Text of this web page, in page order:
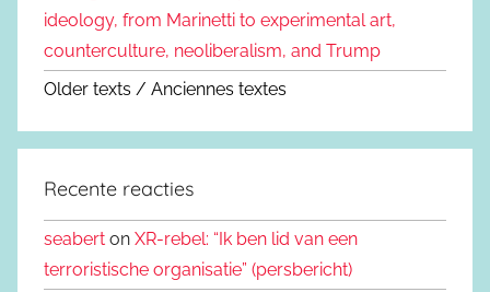
ideology, from Marinetti to experimental art,
counterculture, neoliberalism, and Trump
Older texts / Anciennes textes
Recente reacties
seabert on XR-rebel: “Ik ben lid van een
terroristische organisatie” (persbericht)